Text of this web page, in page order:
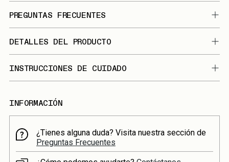
PREGUNTAS FRECUENTES
DETALLES DEL PRODUCTO
INSTRUCCIONES DE CUIDADO
INFORMACIÓN
¿Tienes alguna duda? Visita nuestra sección de
Preguntas Frecuentes